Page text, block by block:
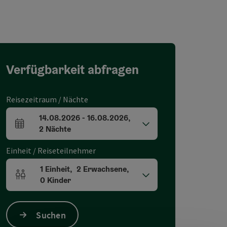
Verfügbarkeit abfragen
Reisezeitraum / Nächte
An- und Abreisefelder
14.08.2026- 16.08.2026,
2 Nächte
Einheit / Reiseteilnehmer
Einheitenanzahl und Personenfelder
1 Einheit, 2 Erwachsene,
0 Kinder
Suchen